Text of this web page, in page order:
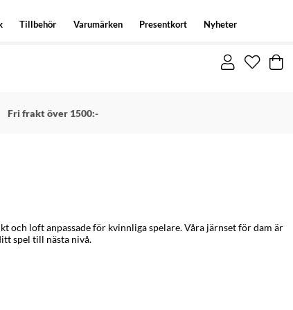
Tillbehör Varumärken Presentkort Nyheter
Fri frakt över 1500:-
och loft anpassade för kvinnliga spelare. Våra järnset för dam är
spel till nästa nivå.